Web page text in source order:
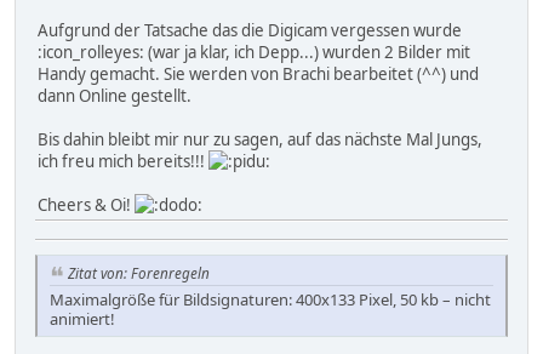
Aufgrund der Tatsache das die Digicam vergessen wurde
:icon_rolleyes: (war ja klar, ich Depp...) wurden 2 Bilder mit
Handy gemacht. Sie werden von Brachi bearbeitet (^^) und
dann Online gestellt.
Bis dahin bleibt mir nur zu sagen, auf das nächste Mal Jungs,
ich freu mich bereits!!!
Cheers & Oi!
Zitat von: Forenregeln
Maximalgröße für Bildsignaturen: 400x133 Pixel, 50 kb – nicht
animiert!